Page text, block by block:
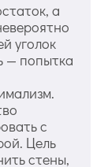
а
уголок
— попытка
с
Цель
стены,